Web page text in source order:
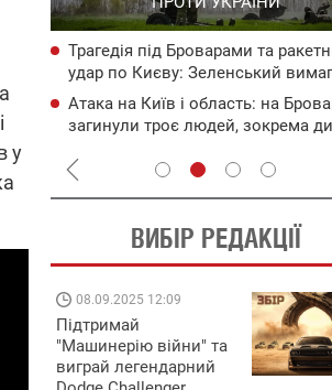
у
Трагедія під Броварами та
удар по Києву: Зеленський
нових санкцій проти рф
Атака на Київ і область: на
загинули троє людей, зокрема
ВИБІР РЕДАКЦІЇ
08.09.2025 12:09
Підтримай
"Машинерію війни" та
виграй легендарний